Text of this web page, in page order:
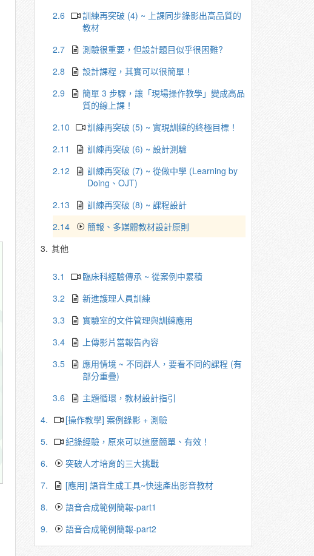
2.6
訓練再突破 (4) ~ 上課同步錄影出高品質的
教材
2.7
測驗很重要，但設計題目似乎很困難?
2.8
設計課程，其實可以很簡單！
2.9
簡單 3 步驟，讓「現場操作教學」變成高品
質的線上課！
2.10
訓練再突破 (5) ~ 實現訓練的終極目標！
2.11
訓練再突破 (6) ~ 設計測驗
2.12
訓練再突破 (7) ~ 從做中學 (Learning by
Doing、OJT)
2.13
訓練再突破 (8) ~ 課程設計
2.14
簡報、多媒體教材設計原則
3. 其他
3.1
臨床科經驗傳承 ~ 從案例中累積
3.2
新進護理人員訓練
3.3
實驗室的文件管理與訓練應用
3.4
上傳影片當報告內容
3.5
應用情境 ~ 不同群人，要看不同的課程 (有
部分重疊)
3.6
主題循環，教材設計指引
4.
[操作教學] 案例錄影 + 測驗
5.
紀錄經驗，原來可以這麼簡單、有效！
6.
突破人才培育的三大挑戰
7.
[應用] 語音生成工具~快速產出影音教材
8.
語音合成範例簡報-part1
9.
語音合成範例簡報-part2